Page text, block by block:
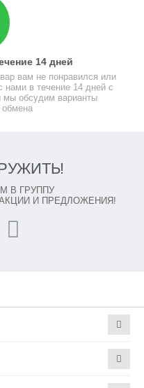
14 дней
вам не понравился или
нами в течение 14 дней с
мы обсудим варианты
обмена
В ГРУППУ
И ПРЕДЛОЖЕНИЯ!